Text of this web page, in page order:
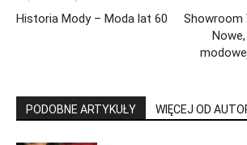
Historia Mody – Moda lat 60
Showroom
PODOBNE ARTYKUŁY WIĘCEJ OD